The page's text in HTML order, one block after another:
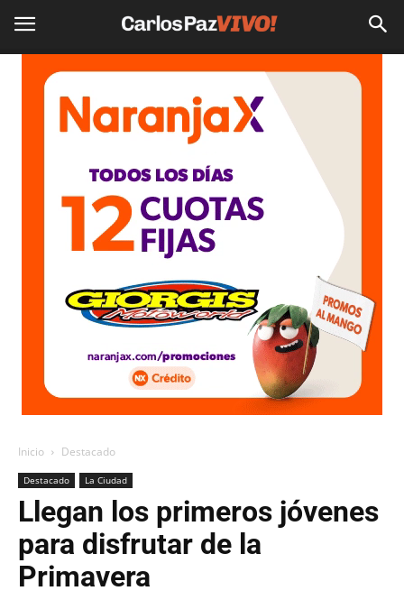
Inicio Destacado
Destacado La Ciudad
Llegan los primeros jóvenes
para disfrutar de la
Primavera